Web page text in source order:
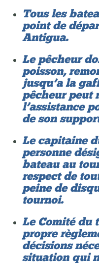
Tous les
point de
Antigua.
Le pêcheur
poisson,
jusqu’a la
pêcheur peut
l’assistance
de son
Le capitaine
personne
bateau au
respect de
peine de
tournoi.
Le Comité du
propre
décisions
situation qui